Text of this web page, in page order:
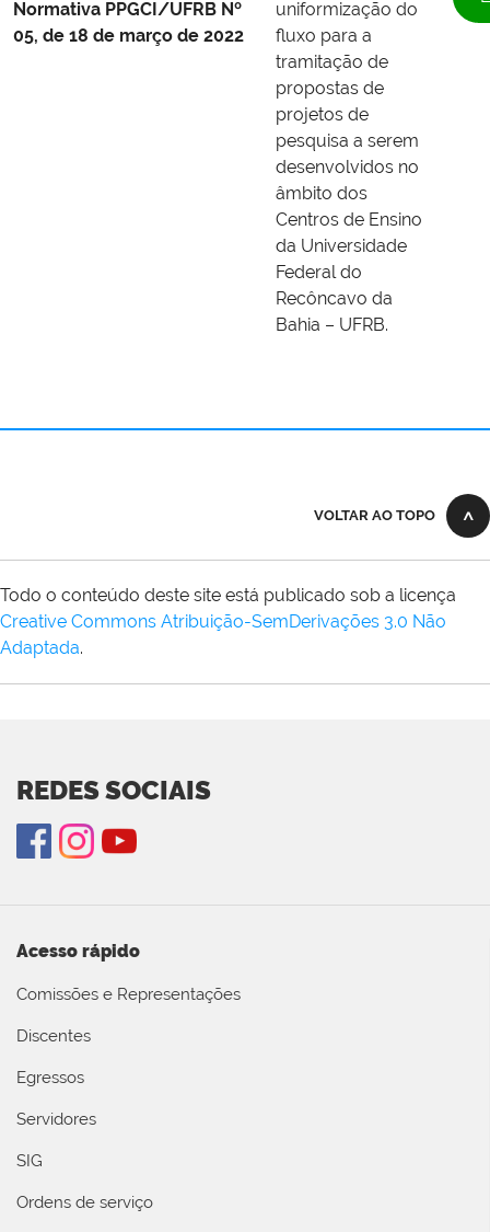
Normativa PPGCI/UFRB Nº
05, de 18 de março de 2022
uniformização do
fluxo para a
tramitação de
propostas de
projetos de
pesquisa a serem
desenvolvidos no
âmbito dos
Centros de Ensino
da Universidade
Federal do
Recôncavo da
Bahia – UFRB.
VOLTAR AO TOPO
Todo o conteúdo deste site está publicado sob a licença
Creative Commons Atribuição-SemDerivações 3.0 Não
Adaptada.
REDES SOCIAIS
Acesso rápido
Comissões e Representações
Discentes
Egressos
Servidores
SIG
Ordens de serviço